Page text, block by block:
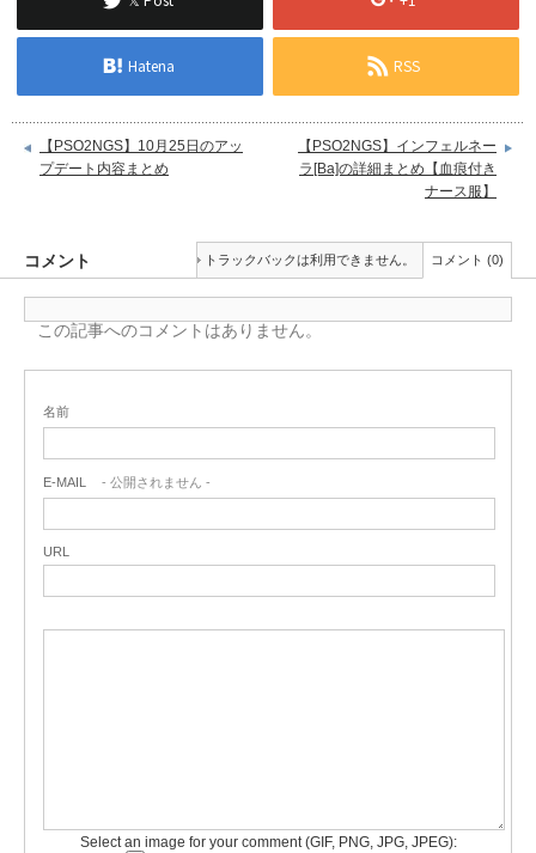
Hatena RSS
【PSO2NGS】10月25日のアッ
プデート内容まとめ
【PSO2NGS】インフェルネー
ラ[Ba]の詳細まとめ【血痕付き
ナース服】
コメント トラックバックは利用できません。 コメント (0)
この記事へのコメントはありません。
名前
E-MAIL - 公開されません -
URL
Select an image for your comment (GIF, PNG, JPG, JPEG):